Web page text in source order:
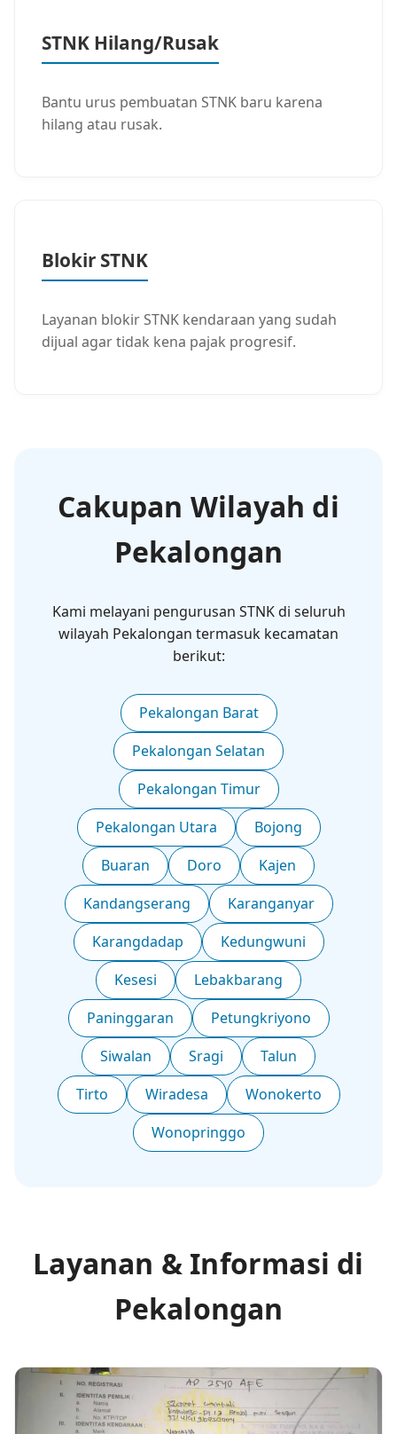
STNK Hilang/Rusak
Bantu urus pembuatan STNK baru karena
hilang atau rusak.
Blokir STNK
Layanan blokir STNK kendaraan yang sudah
dijual agar tidak kena pajak progresif.
Cakupan Wilayah di
Pekalongan
Kami melayani pengurusan STNK di seluruh
wilayah Pekalongan termasuk kecamatan
berikut:
Pekalongan Barat
Pekalongan Selatan
Pekalongan Timur
Pekalongan Utara
Bojong
Buaran
Doro
Kajen
Kandangserang
Karanganyar
Karangdadap
Kedungwuni
Kesesi
Lebakbarang
Paninggaran
Petungkriyono
Siwalan
Sragi
Talun
Tirto
Wiradesa
Wonokerto
Wonopringgo
Layanan & Informasi di
Pekalongan